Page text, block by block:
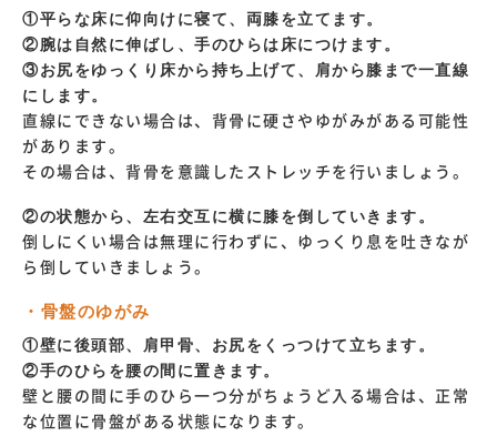
①平らな床に仰向けに寝て、両膝を立てます。
②腕は自然に伸ばし、手のひらは床につけます。
③お尻をゆっくり床から持ち上げて、肩から膝まで一直線
にします。
直線にできない場合は、背骨に硬さやゆがみがある可能性
があります。
その場合は、背骨を意識したストレッチを行いましょう。
②の状態から、左右交互に横に膝を倒していきます。
倒しにくい場合は無理に行わずに、ゆっくり息を吐きなが
ら倒していきましょう。
・骨盤のゆがみ
①壁に後頭部、肩甲骨、お尻をくっつけて立ちます。
②手のひらを腰の間に置きます。
壁と腰の間に手のひら一つ分がちょうど入る場合は、正常
な位置に骨盤がある状態になります。